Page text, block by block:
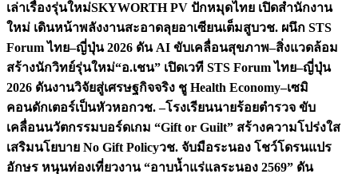
เล่าเรื่องรุ่นใหม่SKYWORTH PV ปักหมุดไทย เปิดสำนักงาน
ใหม่ เดินหน้าพลังงานสะอาดลุยอาเซียนเต็มสูบวช. ผนึก STS
Forum ไทย–ญี่ปุ่น 2026 ดัน AI ขับเคลื่อนสุขภาพ–สิ่งแวดล้อม
สร้างนักวิทย์รุ่นใหม่“อ.เชน” เปิดเวที STS Forum ไทย–ญี่ปุ่น
2026 ดันงานวิจัยสู่เศรษฐกิจจริง ชู Health Economy–เซมิ
คอนดักเตอร์เป็นหัวหอกวช. –โรงเรียนนายร้อยตำรวจ ขับ
เคลื่อนนวัตกรรมบอร์ดเกม “Gift or Guilt” สร้างความโปร่งใส
เสริมนโยบาย No Gift Policyวช. จับมือระนอง โชว์โดรนแปร
อักษร หนุนท่องเที่ยวงาน “อาบน้ำแร่แลระนอง 2569” ดัน